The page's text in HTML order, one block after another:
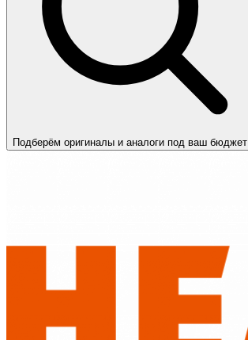
Подберём оригиналы и аналоги под ваш бюджет